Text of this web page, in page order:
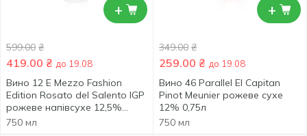
+
599.00 ₴
419.00 ₴ до 19.08
Вино 12 E Mezzo Fashion
Edition Rosato del Salento IGP
рожеве напівсухе 12,5%
0,75л
750 мл
+
349.00 ₴
259.00 ₴ до 19.08
Вино 46 Parallel El Capitan
Pinot Meunier рожеве сухе
12% 0,75л
750 мл